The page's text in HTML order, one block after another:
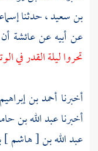
بن سعيد، حدثنا
عن أبيه عنعائشة
تحروا ليلة القدر في
أخبرنا أحمد بن
أخبرناعبد الله بن
عبد الله بن [ هاشم